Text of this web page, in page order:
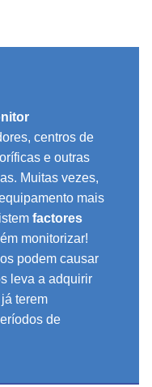
centros de
e outras
Muitas vezes,
mais
factores
monitorizar!
podem causar
leva a adquirir
terem
de